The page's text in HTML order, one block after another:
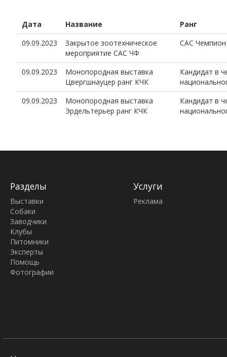
Дата Название
Ранг
09.09.2023
Закрытое зоотехническое
мероприятие САС ЧФ
CAC
09.09.2023
Монопородная выставка
Цвергшнауцер ранг КЧК
Кандидат в
09.09.2023
Монопородная выставка
Эрдельтерьер ранг КЧК
Кандидат в
Разделы
Выставки
Собаки
Заводчики
Клубы
Питомники
Эксперты
Помощь
Фотографии
Услуги
Реклама